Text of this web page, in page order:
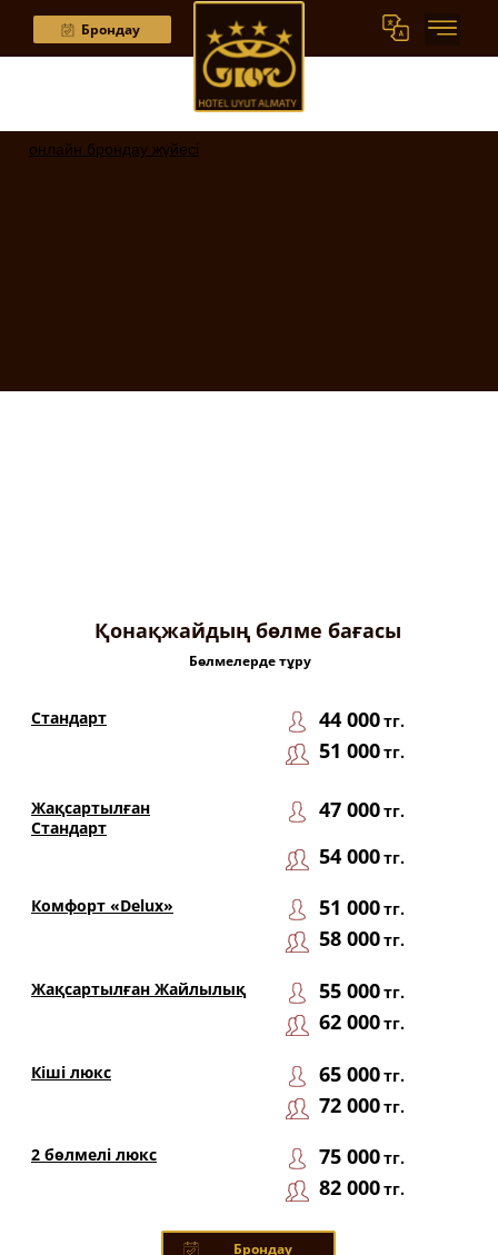
онлайн брондау жүйесі
Қонақжайдың бөлме бағасы
Бөлмелерде тұру
Брондау
Стандарт 44 000тг.
51 000тг.
Жақсартылған
Стандарт
47 000тг.
54 000тг.
Комфорт «Delux» 51 000тг.
58 000тг.
Жақсартылған Жайлылық 55 000тг.
62 000тг.
Кіші люкс 65 000тг.
72 000тг.
2 бөлмелі люкс 75 000тг.
82 000тг.
Брондау